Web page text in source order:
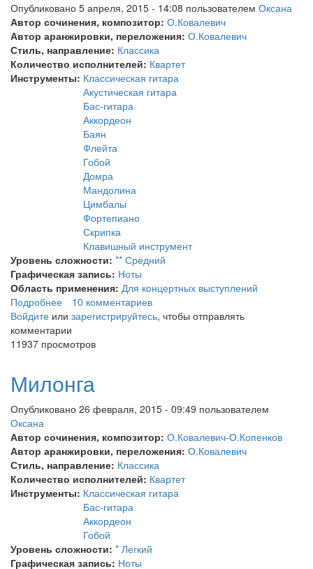
Опубликовано 5 апреля, 2015 - 14:08 пользователем Оксана
Автор сочинения, композитор: О.Ковалевич
Автор аранжировки, переложения: О.Ковалевич
Стиль, направление: Классика
Количество исполнителей: Квартет
Инструменты: Классическая гитара
Акустическая гитара
Бас-гитара
Аккордеон
Баян
Флейта
Гобой
Домра
Мандолина
Цимбалы
Фортепиано
Скрипка
Клавишный инструмент
Уровень сложности: ** Средний
Графическая запись: Ноты
Область применения: Для концертных выступлений
Подробнее о Отзвуки полонеза
10 комментариев
Войдите или зарегистрируйтесь, чтобы отправлять
комментарии
11937 просмотров
Милонга
Опубликовано 26 февраля, 2015 - 09:49 пользователем
Оксана
Автор сочинения, композитор: О.Ковалевич-О.Копенков
Автор аранжировки, переложения: О.Ковалевич
Стиль, направление: Классика
Количество исполнителей: Квартет
Инструменты: Классическая гитара
Бас-гитара
Аккордеон
Гобой
Уровень сложности: * Легкий
Графическая запись: Ноты